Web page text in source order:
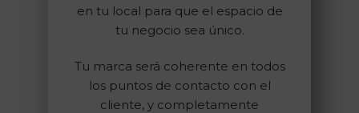
en tu local para que el espacio de
tu negocio sea único.
Tu marca será coherente en todos
los puntos de contacto con el
cliente, y completamente